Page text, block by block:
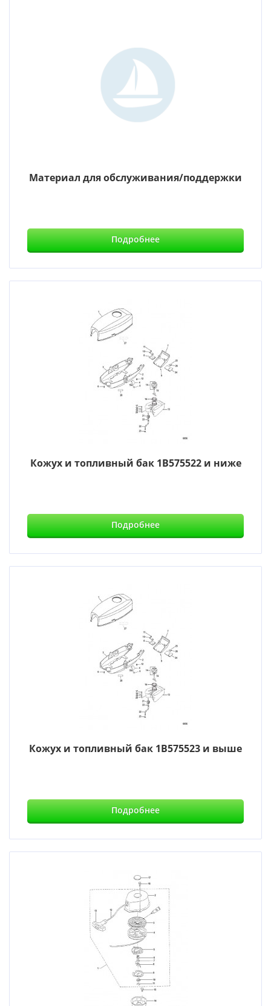
Материал для обслуживания/поддержки
Подробнее
Кожух и топливный бак 1B575522 и ниже
Подробнее
Кожух и топливный бак 1B575523 и выше
Подробнее